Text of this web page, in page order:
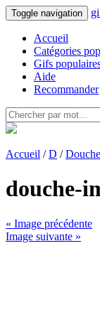
Toggle navigation
Accueil
Catégories
Gifs
Aide
Recommander
Accueil /D /
douche-
« Image précédente
Image suivante »